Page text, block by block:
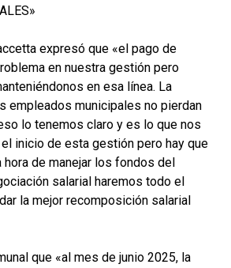
expresó que «el pago de
en nuestra gestión pero
en esa línea. La
empleados municipales no pierdan
lo tenemos claro y es lo que nos
inicio de esta gestión pero hay que
de manejar los fondos del
salarial haremos todo el
la mejor recomposición salarial
que «al mes de junio 2025, la